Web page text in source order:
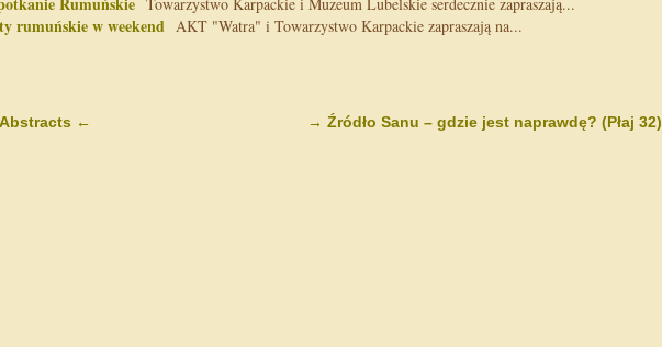
rumuńskie w weekend AKT "Watra" i Towarzystwo Karpackie zapraszają na...
→ Źródło Sanu – gdzie jest naprawdę? (Płaj 32)
Abstracts ←